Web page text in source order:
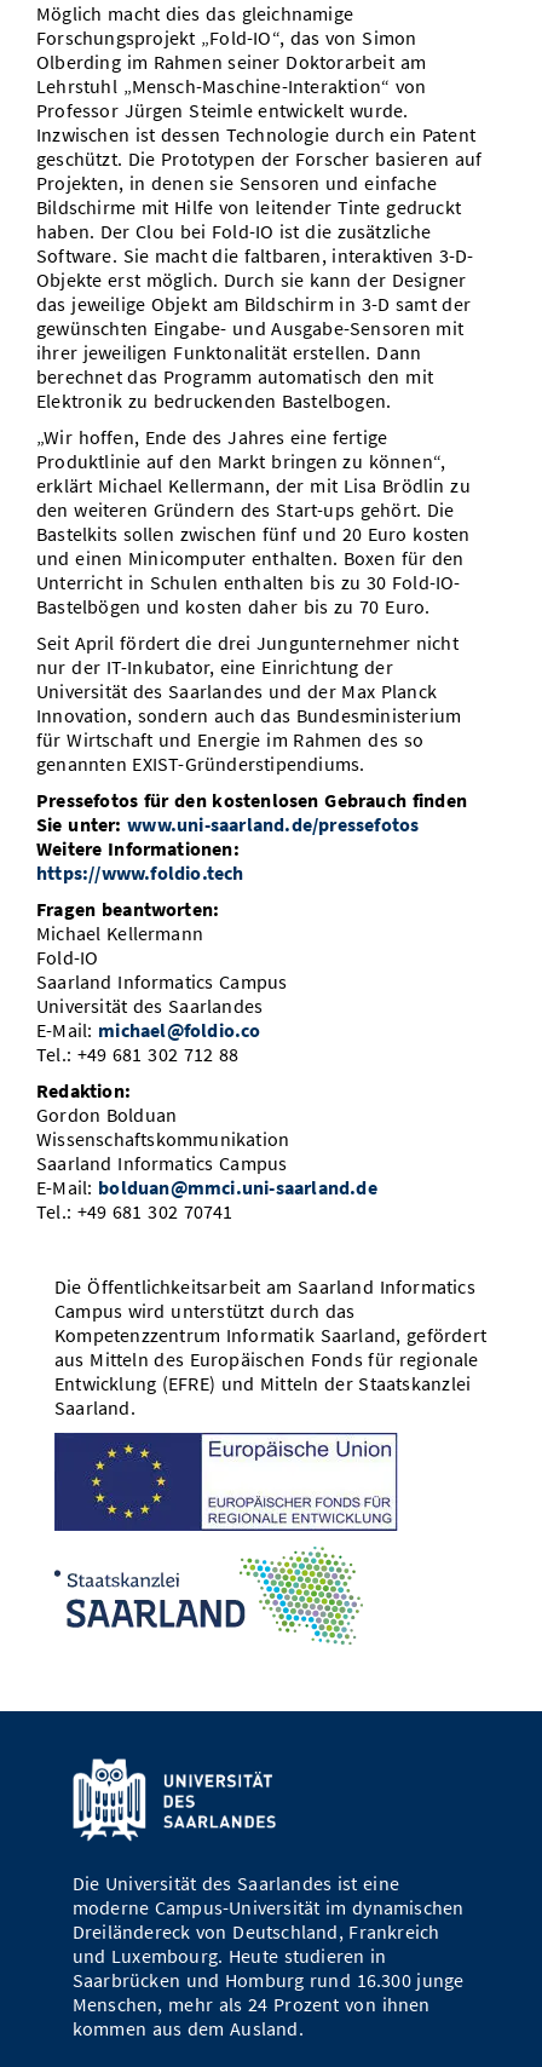
Möglich macht dies das gleichnamige
Forschungsprojekt „Fold-IO“, das von Simon
Olberding im Rahmen seiner Doktorarbeit am
Lehrstuhl „Mensch-Maschine-Interaktion“ von
Professor Jürgen Steimle entwickelt wurde.
Inzwischen ist dessen Technologie durch ein Patent
geschützt. Die Prototypen der Forscher basieren auf
Projekten, in denen sie Sensoren und einfache
Bildschirme mit Hilfe von leitender Tinte gedruckt
haben. Der Clou bei Fold-IO ist die zusätzliche
Software. Sie macht die faltbaren, interaktiven 3-D-
Objekte erst möglich. Durch sie kann der Designer
das jeweilige Objekt am Bildschirm in 3-D samt der
gewünschten Eingabe- und Ausgabe-Sensoren mit
ihrer jeweiligen Funktonalität erstellen. Dann
berechnet das Programm automatisch den mit
Elektronik zu bedruckenden Bastelbogen.
„Wir hoffen, Ende des Jahres eine fertige
Produktlinie auf den Markt bringen zu können“,
erklärt Michael Kellermann, der mit Lisa Brödlin zu
den weiteren Gründern des Start-ups gehört. Die
Bastelkits sollen zwischen fünf und 20 Euro kosten
und einen Minicomputer enthalten. Boxen für den
Unterricht in Schulen enthalten bis zu 30 Fold-IO-
Bastelbögen und kosten daher bis zu 70 Euro.
Seit April fördert die drei Jungunternehmer nicht
nur der IT-Inkubator, eine Einrichtung der
Universität des Saarlandes und der Max Planck
Innovation, sondern auch das Bundesministerium
für Wirtschaft und Energie im Rahmen des so
genannten EXIST-Gründerstipendiums.
Pressefotos für den kostenlosen Gebrauch finden
Sie unter: www.uni-saarland.de/pressefotos
Weitere Informationen:
https://www.foldio.tech
Fragen beantworten:
Michael Kellermann
Fold-IO
Saarland Informatics Campus
Universität des Saarlandes
E-Mail: michael@foldio.co
Tel.: +49 681 302 712 88
Redaktion:
Gordon Bolduan
Wissenschaftskommunikation
Saarland Informatics Campus
E-Mail: bolduan@mmci.uni-saarland.de
Tel.: +49 681 302 70741
Die Öffentlichkeitsarbeit am Saarland Informatics
Campus wird unterstützt durch das
Kompetenzzentrum Informatik Saarland, gefördert
aus Mitteln des Europäischen Fonds für regionale
Entwicklung (EFRE) und Mitteln der Staatskanzlei
Saarland.
Die Universität des Saarlandes ist eine
moderne Campus-Universität im dynamischen
Dreiländereck von Deutschland, Frankreich
und Luxembourg. Heute studieren in
Saarbrücken und Homburg rund 16.300 junge
Menschen, mehr als 24 Prozent von ihnen
kommen aus dem Ausland.